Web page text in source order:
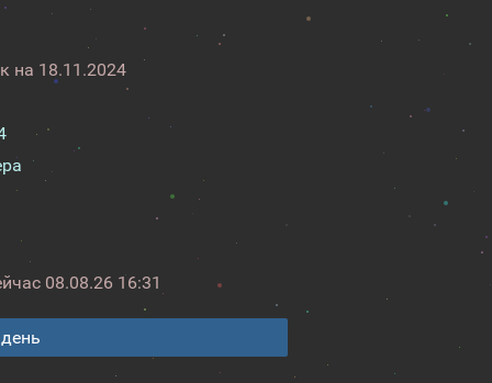
на 18.11.2024
08.08.26 16:31